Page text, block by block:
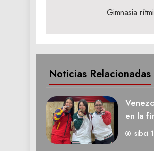
entradas
Gimnasia
Noticias Relacionadas
en la
sibci 1